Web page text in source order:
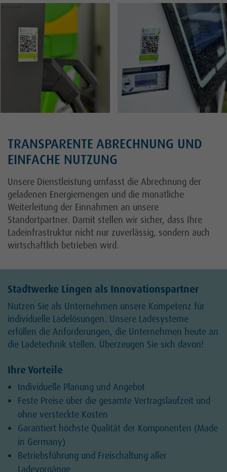
TRANSPARENTE ABRECHNUNG UND
EINFACHE NUTZUNG
Unsere Dienstleistung umfasst die Abrechnung der
geladenen Energiemengen und die monatliche
Weiterleitung der Einnahmen an unsere
Standortpartner. Damit stellen wir sicher, dass Ihre
Ladeinfrastruktur nicht nur zuverlässig, sondern auch
wirtschaftlich betrieben wird.
Stadtwerke Lingen als Innovationspartner
Nutzen Sie als Unternehmen unsere Kompetenz für
individuelle Ladelösungen. Unsere Ladesysteme
erfüllen die Anforderungen, die Unternehmen heute an
die Ladetechnik stellen. Überzeugen Sie sich davon!
Ihre Vorteile
Individuelle Planung und Angebot
Feste Preise über die gesamte Vertragslaufzeit und
ohne versteckte Kosten
Garantiert höchste Qualität der Komponenten (Made
in Germany)
Betriebsführung und Freischaltung aller
Ladevorgänge